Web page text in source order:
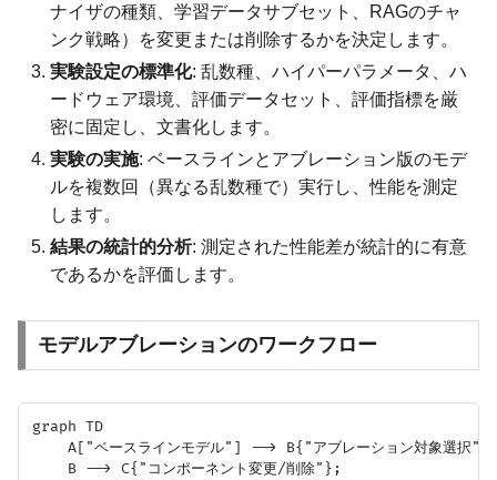
ナイザの種類、学習データサブセット、RAGのチャ
ンク戦略）を変更または削除するかを決定します。
実験設定の標準化: 乱数種、ハイパーパラメータ、ハ
ードウェア環境、評価データセット、評価指標を厳
密に固定し、文書化します。
実験の実施: ベースラインとアブレーション版のモデ
ルを複数回（異なる乱数種で）実行し、性能を測定
します。
結果の統計的分析: 測定された性能差が統計的に有意
であるかを評価します。
モデルアブレーションのワークフロー
graph TD
    A["ベースラインモデル"] --> B{"アブレーション対象選択"};
    B --> C{"コンポーネント変更/削除"};